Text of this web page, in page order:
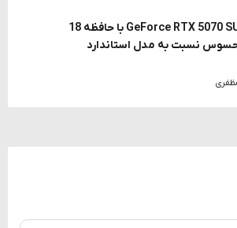
احتمال معرفی GeForce RTX 5070 SUPER با حافظه 18
محسوس نسبت به مدل استاندارد